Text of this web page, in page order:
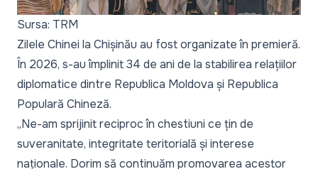
Sursa: TRM
Zilele Chinei la Chișinău au fost organizate în premieră.
În 2026, s-au împlinit 34 de ani de la stabilirea relațiilor
diplomatice dintre Republica Moldova și Republica
Populară Chineză.
„Ne-am sprijinit reciproc în chestiuni ce țin de
suveranitate, integritate teritorială și interese
naționale. Dorim să continuăm promovarea acestor